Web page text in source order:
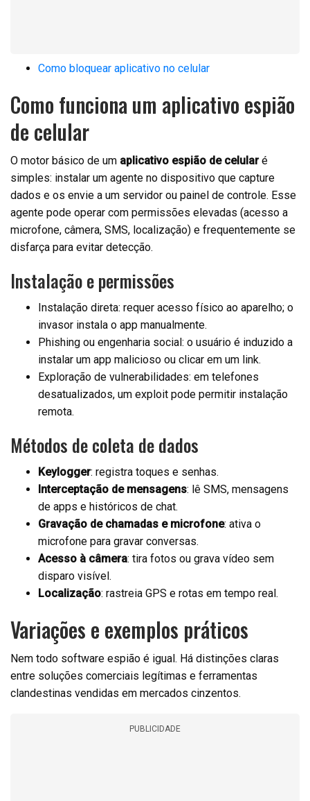
Como bloquear aplicativo no celular
Como funciona um aplicativo espião
de celular
O motor básico de um aplicativo espião de celularé
simples: instalar um agente no dispositivo que capture
dados e os envie a um servidor ou painel de controle. Esse
agente pode operar com permissões elevadas (acesso a
microfone, câmera, SMS, localização) e frequentemente se
disfarça para evitar detecção.
Instalação e permissões
Instalação direta: requer acesso físico ao aparelho; o
invasor instala o app manualmente.
Phishing ou engenharia social: o usuário é induzido a
instalar um app malicioso ou clicar em um link.
Exploração de vulnerabilidades: em telefones
desatualizados, um exploit pode permitir instalação
remota.
Métodos de coleta de dados
Keylogger: registra toques e senhas.
Interceptação de mensagens: lê SMS, mensagens
de apps e históricos de chat.
Gravação de chamadas e microfone: ativa o
microfone para gravar conversas.
Acesso à câmera: tira fotos ou grava vídeo sem
disparo visível.
Localização: rastreia GPS e rotas em tempo real.
Variações e exemplos práticos
Nem todo software espião é igual. Há distinções claras
entre soluções comerciais legítimas e ferramentas
clandestinas vendidas em mercados cinzentos.
PUBLICIDADE